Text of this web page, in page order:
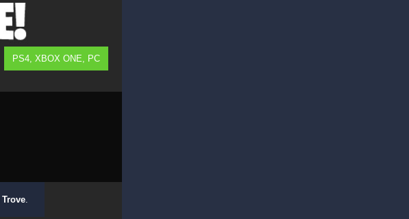
PS4, XBOX ONE, PC
Trove.